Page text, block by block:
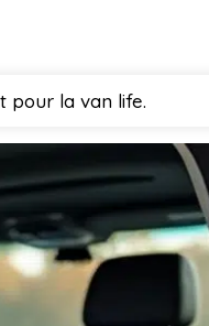
pour la van life.